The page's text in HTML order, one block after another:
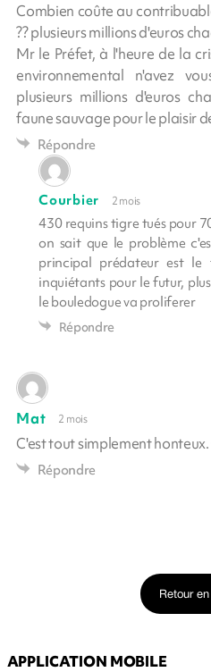
Combien coûte au
?? plusieurs millions d'euros
Mr le Préfet, à l'heure de la
environnemental n'avez
plusieurs millions d'euros
faune sauvage pour le plaisir
Répondre
Courbier 2 mois
430 requins tigre tués pour
on sait que le problème
principal prédateur est le
inquiétants pour le futur,
le bouledogue va proliferer
Répondre
Mat 2 mois
C'est tout simplement honteux.
Répondre
Retour
APPLICATION MOBILE